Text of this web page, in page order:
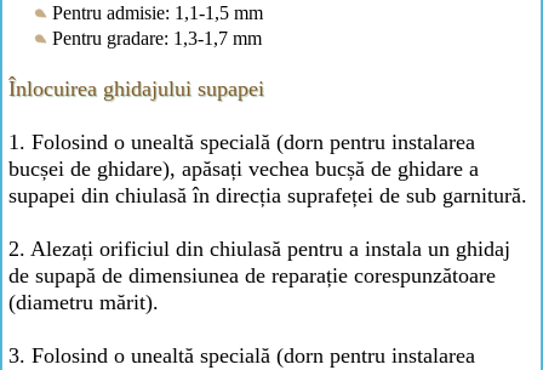
Pentru admisie: 1,1-1,5 mm
Pentru gradare: 1,3-1,7 mm
Înlocuirea ghidajului supapei
1. Folosind o unealtă specială (dorn pentru instalarea
bucșei de ghidare), apăsați vechea bucșă de ghidare a
supapei din chiulasă în direcția suprafeței de sub garnitură.
2. Alezați orificiul din chiulasă pentru a instala un ghidaj
de supapă de dimensiunea de reparație corespunzătoare
(diametru mărit).
3. Folosind o unealtă specială (dorn pentru instalarea